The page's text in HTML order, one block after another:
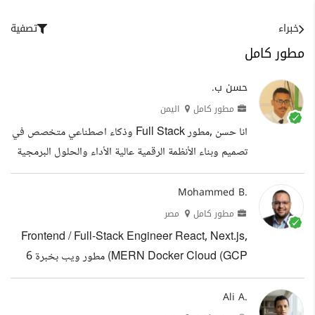
مطور كامل
خبراء تصفية
حسن ب.
مطور كامل اليمن
انا حسن ,مطور Full Stack وذكاء اصطناعي متخصص في
تصميم وبناء الأنظمة الرقمية عالية الأداء والحلول البرمجية
القابلة للتوسع للمؤسسات والشركات الناشئة. أمتلك خبرة
وأنظمة إدارة الأعمال ومنصات التعليم الإلكتروني، مع دمج
تقنيات الذكاء الاصطناعي المتقدمة لتحسين الإنتاجية
واتخاذ القرار. أتمتع بخبرة قوية في React، Next.js،
وتقنيات الحوسبة السحابية، مع تركيز خاص على...
Mohammed B.
مطور كامل مصر
Frontend / Full-Stack Engineer React, Next.js,
MERN Docker Cloud (GCP) مطور ويب بخبرة 6
سنوات في تطوير المواقع والتطبيقات الحديثة، متخصص
Ali A.